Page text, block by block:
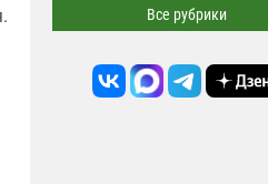
Все рубрики